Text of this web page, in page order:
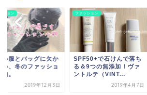
ション
い服とバッグに欠か
い、冬のファッショ
。
2019年12月3日
ファッション
SPF50+で石けんで落ち
る＆9つの無添加！ヴァ
ントルテ（VINT...
2019年4月7日